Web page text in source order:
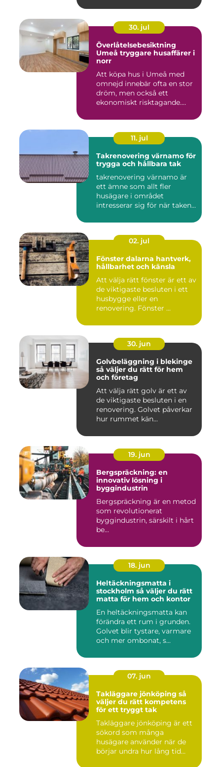
30. jul
Överlåtelsebesiktning
Umeå tryggare husaffärer i
norr
Att köpa hus i Umeå med
omnejd innebär ofta en stor
dröm, men också ett
ekonomiskt risktagande.
11. jul
Takrenovering värnamo för
trygga och hållbara tak
takrenovering värnamo är
ett ämne som allt fler
husägare i området
intresserar sig för när taken
02. jul
Fönster dalarna hantverk,
hållbarhet och känsla
Att välja rätt fönster är ett av
de viktigaste besluten i ett
husbygge eller en
renovering. Fönster ...
30. jun
Golvbeläggning i blekinge
så väljer du rätt för hem
och företag
Att välja rätt golv är ett av
de viktigaste besluten i en
renovering. Golvet påverkar
hur rummet kän...
19. jun
Bergspräckning: en
innovativ lösning i
byggindustrin
Bergspräckning är en metod
som revolutionerat
byggindustrin, särskilt i hårt
be...
18. jun
Heltäckningsmatta i
stockholm så väljer du rätt
matta för hem och kontor
En heltäckningsmatta kan
förändra ett rum i grunden.
Golvet blir tystare, varmare
och mer ombonat, s...
07. jun
Takläggare jönköping så
väljer du rätt kompetens
för ett tryggt tak
Takläggare jönköping är ett
sökord som många
husägare använder när de
börjar undra hur lång tid